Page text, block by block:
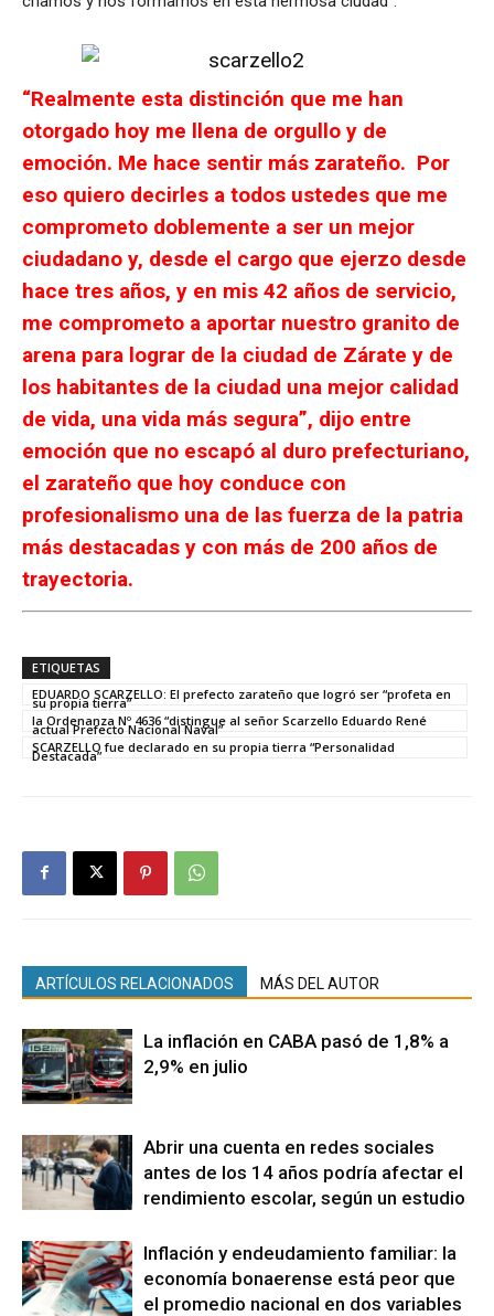
“Realmente esta distinción que me han
otorgado hoy me llena de orgullo y de
emoción. Me hace sentir más zarateño. Por
eso quiero decirles a todos ustedes que me
comprometo doblemente a ser un mejor
ciudadano y, desde el cargo que ejerzo desde
hace tres años, y en mis 42 años de servicio,
me comprometo a aportar nuestro granito de
arena para lograr de la ciudad de Zárate y de
los habitantes de la ciudad una mejor calidad
de vida, una vida más segura”, dijo entre
emoción que no escapó al duro prefecturiano,
el zarateño que hoy conduce con
profesionalismo una de las fuerza de la patria
más destacadas y con más de 200 años de
trayectoria.
ETIQUETAS
EDUARDO SCARZELLO: El prefecto zarateño que logró ser “profeta en
su propia tierra”
la Ordenanza Nº 4636 “distingue al señor Scarzello Eduardo René
actual Prefecto Nacional Naval”
SCARZELLO fue declarado en su propia tierra “Personalidad
Destacada”
ARTÍCULOS RELACIONADOS MÁS DEL AUTOR
La inflación en CABA pasó de 1,8% a
2,9% en julio
Abrir una cuenta en redes sociales
antes de los 14 años podría afectar el
rendimiento escolar, según un estudio
Inflación y endeudamiento familiar: la
economía bonaerense está peor que
el promedio nacional en dos variables